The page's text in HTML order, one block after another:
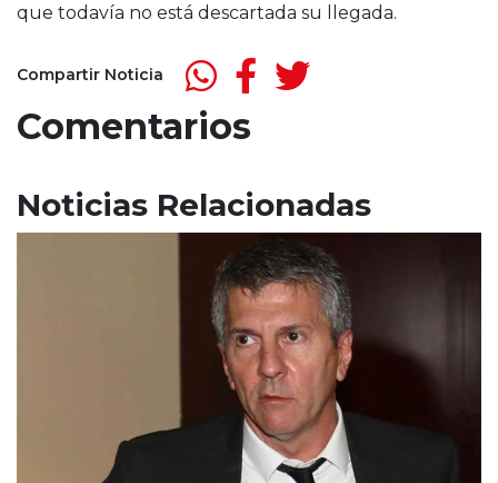
que todavía no está descartada su llegada.
Compartir Noticia
Comentarios
Noticias Relacionadas